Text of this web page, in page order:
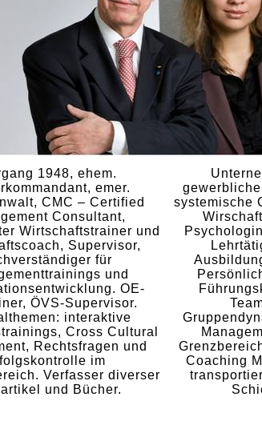
1948, ehem.
emer.
CMC – Certified
Consultant,
Wirtschaftstrainer und
Supervisor,
für
und
OE-
ÖVS-Supervisor.
interaktive
Cross Cultural
Rechtsfragen und
im
Verfasser diverser
und Bücher.
systemische
Coaching